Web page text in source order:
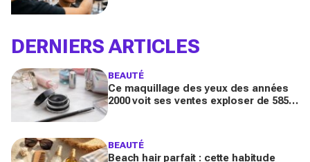
DERNIERS ARTICLES
BEAUTÉ
Ce maquillage des yeux des années
2000 voit ses ventes exploser de 585
BEAUTÉ
Beach hair parfait : cette habitude